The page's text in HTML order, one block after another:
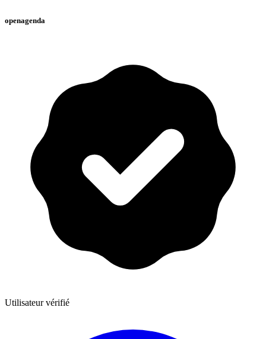
openagenda
Utilisateur vérifié